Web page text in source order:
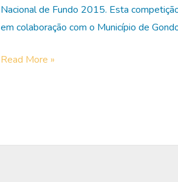
Nacional de Fundo 2015. Esta
em colaboração com o Município de
Nacional
Read More »